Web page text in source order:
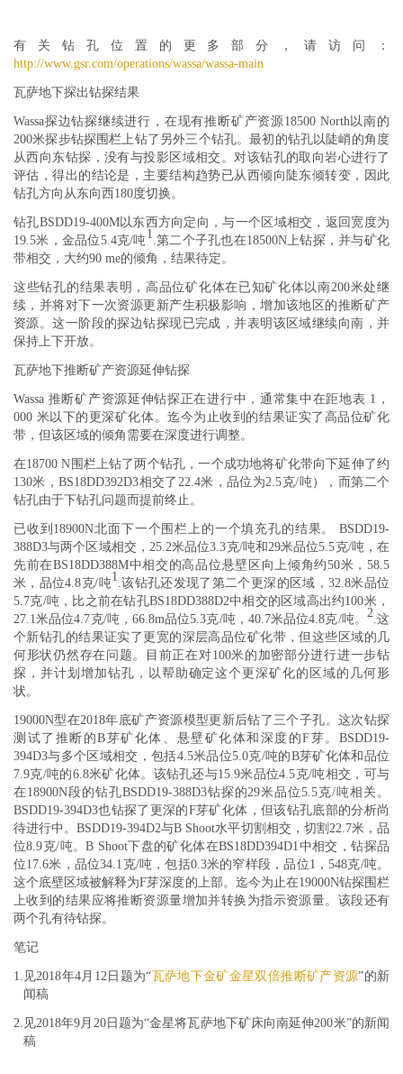
有关钻孔位置的更多部分，请访问：
http://www.gsr.com/operations/wassa/wassa-main
瓦萨地下探出钻探结果
Wassa探边钻探继续进行，在现有推断矿产资源18500 North以南的
200米探步钻探围栏上钻了另外三个钻孔。最初的钻孔以陡峭的角度
从西向东钻探，没有与投影区域相交。对该钻孔的取向岩心进行了
评估，得出的结论是，主要结构趋势已从西倾向陡东倾转变，因此
钻孔方向从东向西180度切换。
钻孔BSDD19-400M以东西方向定向，与一个区域相交，返回宽度为
19.5米，金品位5.4克/吨1 .第二个子孔也在18500N上钻探，并与矿化
带相交，大约90 me的倾角，结果待定。
这些钻孔的结果表明，高品位矿化体在已知矿化体以南200米处继
续，并将对下一次资源更新产生积极影响，增加该地区的推断矿产
资源。这一阶段的探边钻探现已完成，并表明该区域继续向南，并
保持上下开放。
瓦萨地下推断矿产资源延伸钻探
Wassa 推断矿产资源延伸钻探正在进行中，通常集中在距地表 1，
000 米以下的更深矿化体。迄今为止收到的结果证实了高品位矿化
带，但该区域的倾角需要在深度进行调整。
在18700 N围栏上钻了两个钻孔，一个成功地将矿化带向下延伸了约
130米，BS18DD392D3相交了22.4米，品位为2.5克/吨），而第二个
钻孔由于下钻孔问题而提前终止。
已收到18900N北面下一个围栏上的一个填充孔的结果。 BSDD19-
388D3与两个区域相交，25.2米品位3.3克/吨和29米品位5.5克/吨，在
先前在BS18DD388M中相交的高品位悬壁区向上倾角约50米，58.5
米，品位4.8克/吨1 .该钻孔还发现了第二个更深的区域，32.8米品位
5.7克/吨，比之前在钻孔BS18DD388D2中相交的区域高出约100米，
27.1米品位4.7克/吨，66.8m品位5.3克/吨，40.7米品位4.8克/吨。 2.这
个新钻孔的结果证实了更宽的深层高品位矿化带，但这些区域的几
何形状仍然存在问题。目前正在对100米的加密部分进行进一步钻
探，并计划增加钻孔，以帮助确定这个更深矿化的区域的几何形
状。
19000N型在2018年底矿产资源模型更新后钻了三个子孔。这次钻探
测试了推断的B芽矿化体、悬壁矿化体和深度的F芽。BSDD19-
394D3与多个区域相交，包括4.5米品位5.0克/吨的B芽矿化体和品位
7.9克/吨的6.8米矿化体。该钻孔还与15.9米品位4.5克/吨相交，可与
在18900N段的钻孔BSDD19-388D3钻探的29米品位5.5克/吨相关。
BSDD19-394D3也钻探了更深的F芽矿化体，但该钻孔底部的分析尚
待进行中。BSDD19-394D2与B Shoot水平切割相交，切割22.7米，品
位8.9克/吨。B Shoot下盘的矿化体在BS18DD394D1中相交，钻探品
位17.6米，品位34.1克/吨，包括0.3米的窄样段，品位1，548克/吨。
这个底壁区域被解释为F芽深度的上部。迄今为止在19000N钻探围栏
上收到的结果应将推断资源量增加并转换为指示资源量。该段还有
两个孔有待钻探。
笔记
1. 见2018年4月12日题为“瓦萨地下金矿金星双倍推断矿产资源”的新
闻稿
2. 见2018年9月20日题为“金星将瓦萨地下矿床向南延伸200米”的新闻
稿